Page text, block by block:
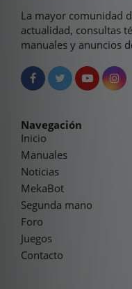
La mayor comunidad
actualidad, consultas
manuales y anuncios
Navegación
Inicio
Manuales
Noticias
MekaBot
Segunda mano
Foro
Juegos
Contacto